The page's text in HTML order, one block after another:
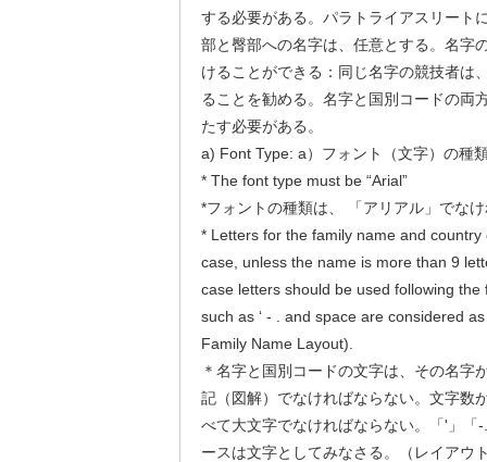
する必要がある。パラトライアスリート
部と臀部への名字は、任意とする。名字
けることができる：同じ名字の競技者は
ることを勧める。名字と国別コードの両
たす必要がある。
a) Font Type: a）フォント（文字）の種
* The font type must be “Arial”
*フォントの種類は、 「アリアル」でな
* Letters for the family name and
case, unless the name is more than 9
case letters should be used following the
such as ‘ - . and space are considered
Family Name Layout).
＊名字と国別コードの文字は、その名字
記（図解）でなければならない。文字数
べて大文字でなければならない。「'」「
ースは文字としてみなさる。（レイアウ